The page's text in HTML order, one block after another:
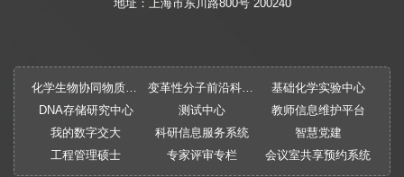
地址：上海市东川路800号 200240
化学生物协同物质创制全国重点实验室 变革性分子前沿科学中心
基础化学实验中心
DNA存储研究中心
测试中心
教师信息维护平台
我的数字交大
科研信息服务系统
智慧党建
工程管理硕士
专家评审专栏 会议室共享预约系统